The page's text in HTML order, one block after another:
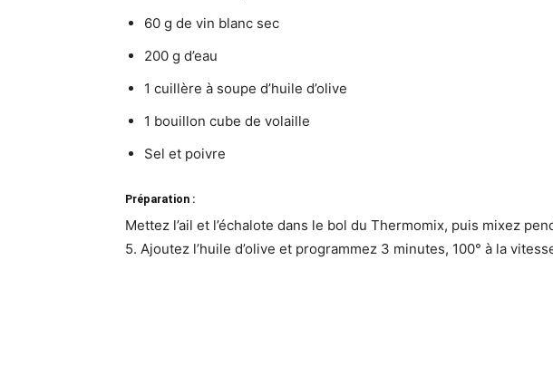
60 g de vin blanc sec
200 g d’eau
1 cuillère à soupe d’huile d’olive
1 bouillon cube de volaille
Sel et poivre
Préparation :
Mettez l’ail et l’échalote dans le bol du Thermomix, puis mixez
5. Ajoutez l’huile d’olive et programmez 3 minutes, 100° à la